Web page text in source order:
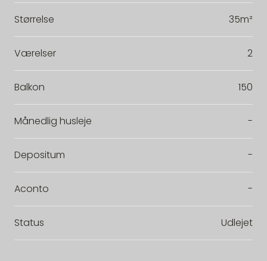
Størrelse 35m²
Værelser 2
Balkon 150
Månedlig husleje -
Depositum -
Aconto -
Status Udlejet